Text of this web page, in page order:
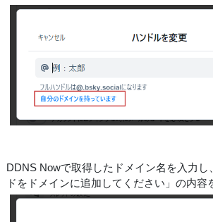
DDNS Nowで取得したドメイン名を入力し
ドをドメインに追加してください」の内容